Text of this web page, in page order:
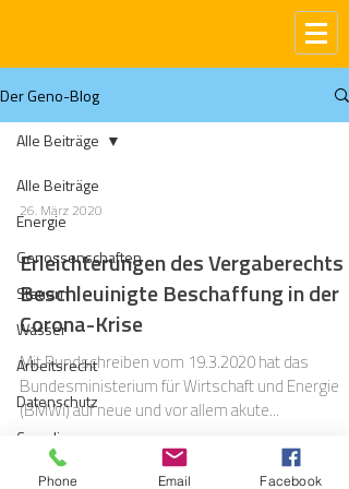
Der Geno-Blog
Alle Beiträge
Energie
Genossenschaften
Steuern
Wasser
Arbeitsrecht
Datenschutz
Compliance
Gas
Alle Beiträge
26. März 2020
Erleichterungen des Vergaberechts -
Beschleuinigte Beschaffung in der
Corona-Krise
Mit Rundschreiben vom 19.3.2020 hat das
Bundesministerium für Wirtschaft und Energie
(BMWi) auf neue und vor allem akute...
Phone Email Facebook